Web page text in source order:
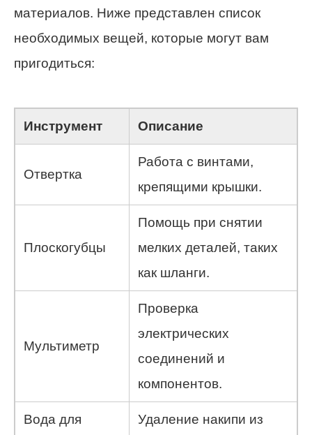
материалов. Ниже представлен список
необходимых вещей, которые могут вам
пригодиться:
Инструмент Описание
Отвертка
Работа с винтами,
крепящими крышки.
Плоскогубцы
Помощь при снятии
мелких деталей, таких
как шланги.
Мультиметр
Проверка
электрических
соединений и
компонентов.
Вода для
Удаление накипи из